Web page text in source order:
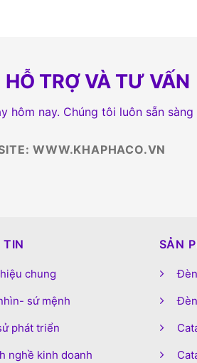
HỖ TRỢ VÀ TƯ VẤN
hôm nay. Chúng tôi luôn sẵn
WWW.KHAPHACO.VN
TIN
chung
sứ mệnh
phát triển
nghề kinh doanh
SẢN